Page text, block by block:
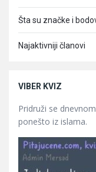
Šta su značke i
Najaktivniji članovi
VIBER KVIZ
Pridruži se
ponešto iz islama.